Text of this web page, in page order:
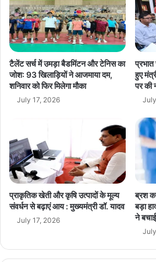
Bhopal News
Congress IT Cell
hindi news latest
madhya pradesh news
ल
क
र
ल
गा
दी
आ
ख्य
धा
रा
में
लौ
टे
यु
स्थ्य
सु
र
क्षा
औ
र
म्मी
टैलेंट सर्च में उमड़ा बैडमिंटन और टेनिस का
जोश: 93 खिलाड़ियों ने आजमाया दम,
शनिवार को फिर मिलेगा मौका
July 17, 2026
प्रभात
हुए
पर की
प्राकृतिक खेती और कृषि उत्पादों के मूल्य
संवर्धन से बढ़ाएं आय : मुख्यमंत्री डॉ. यादव
July 17, 2026
ब्रश
बड़ा
ने